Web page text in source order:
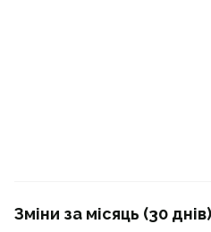
Зміни за місяць (30 днів)